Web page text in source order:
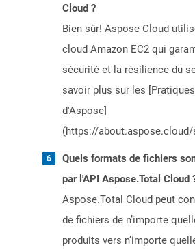
Cloud ?
Bien sûr! Aspose Cloud
cloud Amazon EC2 qui
sécurité et la résilience du
savoir plus sur les
d'Aspose]
(https://about.aspose.cloud/
Quels formats de fichiers
par l'API Aspose.Total Cloud
Aspose.Total Cloud peut
de fichiers de n’importe
produits vers n’importe